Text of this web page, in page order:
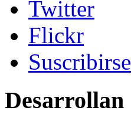
Twitter
Flickr
Suscribirse
Desarrollan